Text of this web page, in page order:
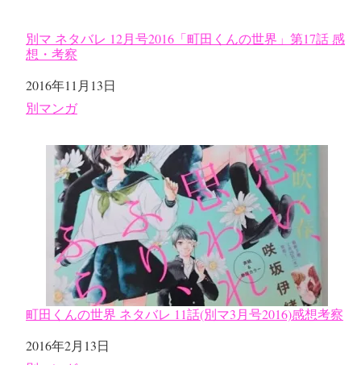
別マ ネタバレ 12月号2016「町田くんの世界」第17話 感
想・考察
日付
2016年11月13日
関連理由
別マンガ
町田くんの世界 ネタバレ 11話(別マ3月号2016)感想考察
日付
2016年2月13日